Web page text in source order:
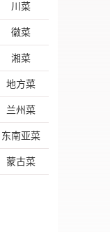
川菜
徽菜
湘菜
地方菜
兰州菜
东南亚菜
蒙古菜